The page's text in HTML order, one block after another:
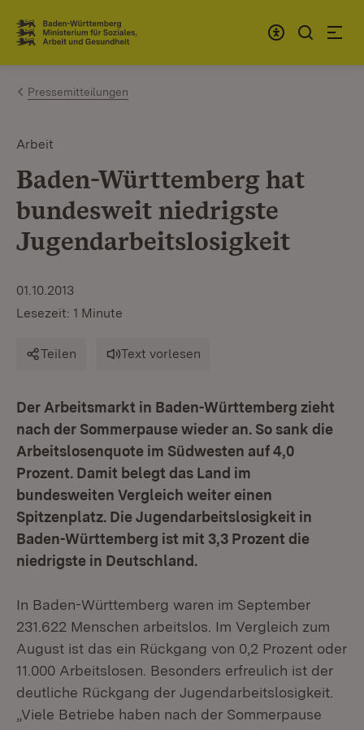
Zum Inhalt springen
Link zur Startseite
Pressemitteilungen
Arbeit
Baden-Württemberg hat
bundesweit niedrigste
Jugendarbeitslosigkeit
01.10.2013
Lesezeit: 1 Minute
Teilen Text vorlesen
Der Arbeitsmarkt in Baden-Württemberg zieht
nach der Sommerpause wieder an. So sank die
Arbeitslosenquote im Südwesten auf 4,0
Prozent. Damit belegt das Land im
bundesweiten Vergleich weiter einen
Spitzenplatz. Die Jugendarbeitslosigkeit in
Baden-Württemberg ist mit 3,3 Prozent die
niedrigste in Deutschland.
In Baden-Württemberg waren im September
231.622 Menschen arbeitslos. Im Vergleich zum
August ist das ein Rückgang von 0,2 Prozent oder
11.000 Arbeitslosen. Besonders erfreulich ist der
deutliche Rückgang der Jugendarbeitslosigkeit.
„Viele Betriebe haben nach der Sommerpause